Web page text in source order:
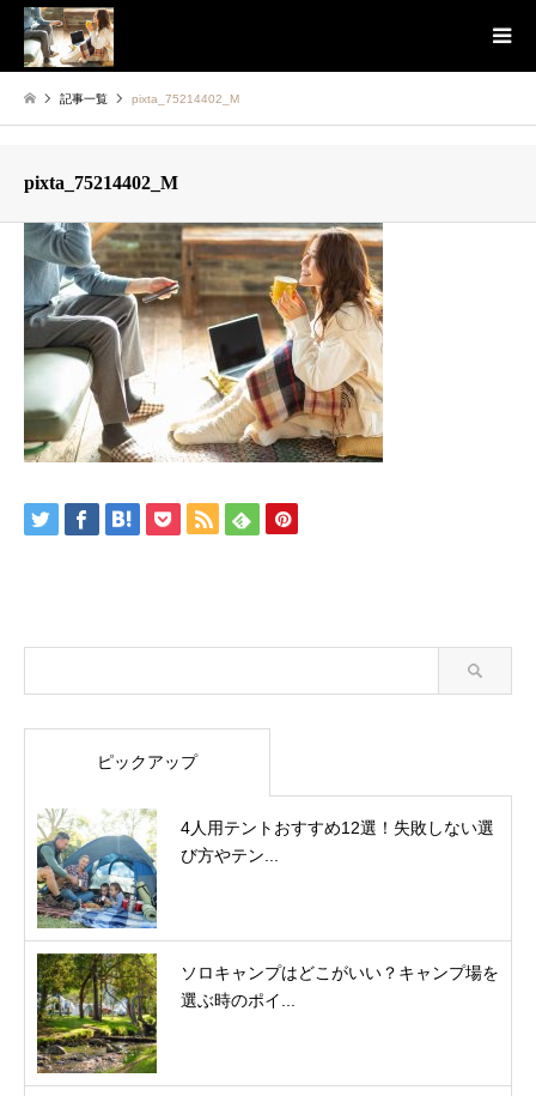
記事一覧 pixta_75214402_M
pixta_75214402_M
ピックアップ
4人用テントおすすめ12選！失敗しない選
び方やテン...
ソロキャンプはどこがいい？キャンプ場を
選ぶ時のポイ...